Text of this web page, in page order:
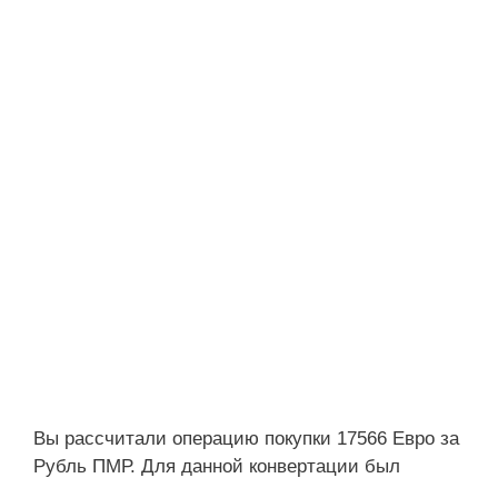
Вы рассчитали операцию покупки 17566 Евро за
Рубль ПМР. Для данной конвертации был